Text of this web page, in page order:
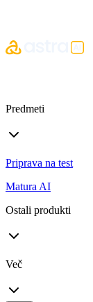
Predmeti
Priprava na test
Matura AI
Ostali produkti
Več